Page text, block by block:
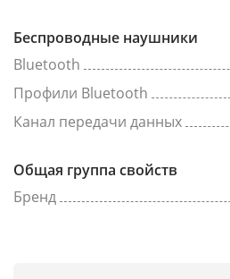
Беспроводные наушники
Bluetooth
Профили Bluetooth
Канал передачи данных
Общая группа свойств
Бренд